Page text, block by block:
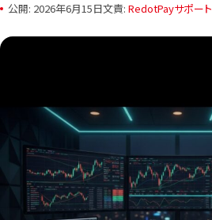
お問い合わせ
言語
公開: 2026年6月15日文責: RedotPayサポート